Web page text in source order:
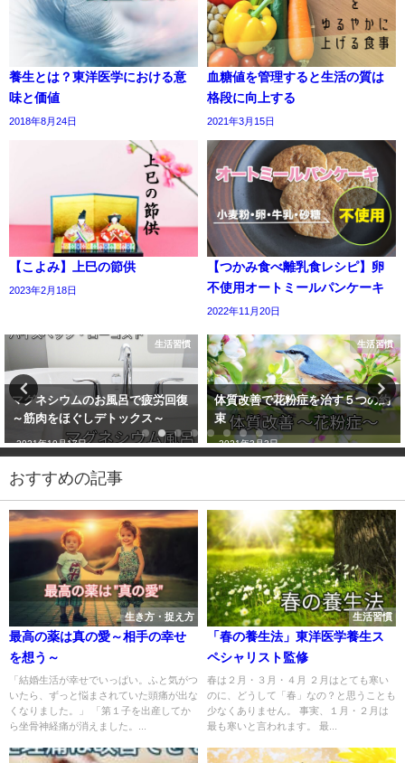
養生とは？東洋医学における意
味と価値
2018年8月24日
血糖値を管理すると生活の質は
格段に向上する
2021年3月15日
【こよみ】上巳の節供
2023年2月18日
【つかみ食べ離乳食レシピ】卵
不使用オートミールパンケーキ
2022年11月20日
生活習慣
マグネシウムのお風呂で疲労回復
～筋肉をほぐしデトックス～
2021年10月17日
生活習慣
体質改善で花粉症を治す５つの約
束
2021年3月3日
おすすめの記事
生き方・捉え方
最高の薬は真の愛～相手の幸せ
を想う～
「結婚生活が幸せでいっぱい。ふと気がつ
いたら、ずっと悩まされていた頭痛が出な
くなりました。」 「第１子を出産してか
ら坐骨神経痛が消えました。...
生活習慣
「春の養生法」東洋医学養生ス
ペシャリスト監修
春は２月・３月・４月 ２月はとても寒い
のに、どうして「春」なの？と思うことも
少なくありません。 事実、１月・２月は
最も寒いと言われます。 最...